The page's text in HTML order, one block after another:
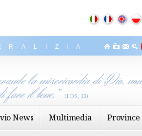
News Multimedia Province
la misericordia di Dio, non
fare il bene.” (I DS, 13)